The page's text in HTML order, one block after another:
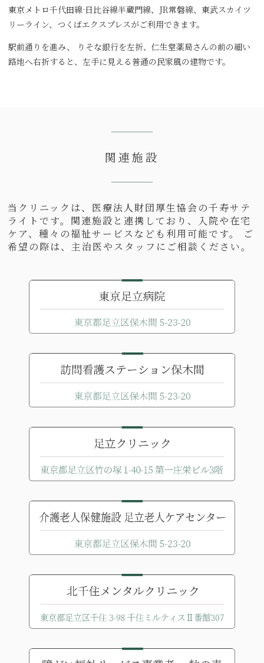
東京メトロ千代田線·日比谷線半蔵門線、JR常磐線、東武スカイツ
リーライン、つくばエクスプレスがご利用できます。
駅前通りを進み、 りそな銀行を左折、仁生堂薬局さんの前の細い
路地へ右折すると、左手に見える普通の民家風の建物です。
関連施設
当クリニックは、医療法人財団厚生協会の千寿サテ
ライトです。関連施設と連携しており、入院や在宅
ケア、種々の福祉サービスなども利用可能です。 ご
希望の際は、主治医やスタッフにご相談ください。